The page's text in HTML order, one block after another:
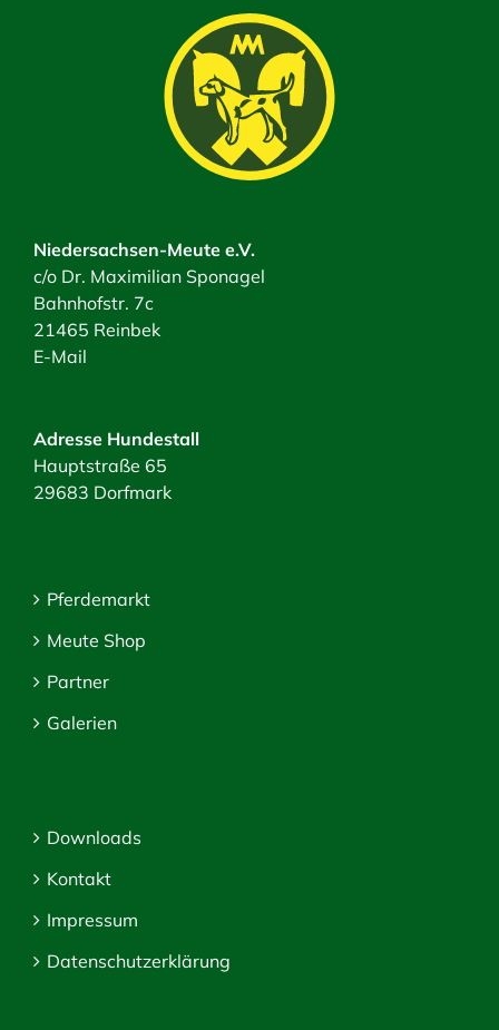
Niedersachsen-Meute e.V.
c/o Dr. Maximilian Sponagel
Bahnhofstr. 7c
21465 Reinbek
E-Mail
Adresse Hundestall
Hauptstraße 65
29683 Dorfmark
Pferdemarkt
Meute Shop
Partner
Galerien
Downloads
Kontakt
Impressum
Datenschutzerklärung